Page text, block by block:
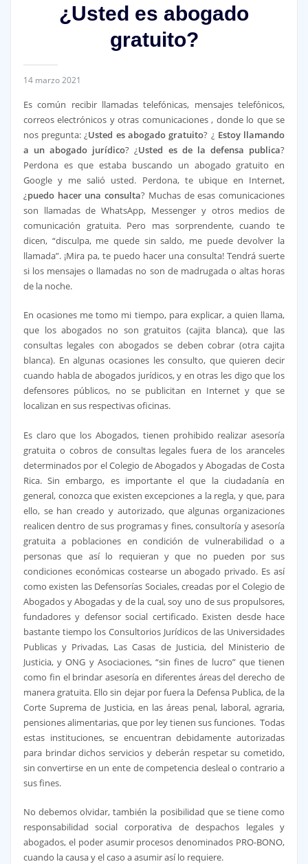
¿Usted es abogado
gratuito?
14 marzo 2021
Es común recibir llamadas telefónicas, mensajes telefónicos,
correos electrónicos y otras comunicaciones , donde lo que se
nos pregunta: ¿Usted es abogado gratuito? ¿ Estoy llamando
a un abogado jurídico? ¿Usted es de la defensa publica?
Perdona es que estaba buscando un abogado gratuito en
Google y me salió usted. Perdona, te ubique en Internet,
¿puedo hacer una consulta? Muchas de esas comunicaciones
son llamadas de WhatsApp, Messenger y otros medios de
comunicación gratuita. Pero mas sorprendente, cuando te
dicen, “disculpa, me quede sin saldo, me puede devolver la
llamada”. ¡Mira pa, te puedo hacer una consulta! Tendrá suerte
si los mensajes o llamadas no son de madrugada o altas horas
de la noche.
En ocasiones me tomo mi tiempo, para explicar, a quien llama,
que los abogados no son gratuitos (cajita blanca), que las
consultas legales con abogados se deben cobrar (otra cajita
blanca). En algunas ocasiones les consulto, que quieren decir
cuando habla de abogados jurídicos, y en otras les digo que los
defensores públicos, no se publicitan en Internet y que se
localizan en sus respectivas oficinas.
Es claro que los Abogados, tienen prohibido realizar asesoría
gratuita o cobros de consultas legales fuera de los aranceles
determinados por el Colegio de Abogados y Abogadas de Costa
Rica. Sin embargo, es importante el que la ciudadanía en
general, conozca que existen excepciones a la regla, y que, para
ello, se han creado y autorizado, que algunas organizaciones
realicen dentro de sus programas y fines, consultoría y asesoría
gratuita a poblaciones en condición de vulnerabilidad o a
personas que así lo requieran y que no pueden por sus
condiciones económicas costearse un abogado privado. Es así
como existen las Defensorías Sociales, creadas por el Colegio de
Abogados y Abogadas y de la cual, soy uno de sus propulsores,
fundadores y defensor social certificado. Existen desde hace
bastante tiempo los Consultorios Jurídicos de las Universidades
Publicas y Privadas, Las Casas de Justicia, del Ministerio de
Justicia, y ONG y Asociaciones, “sin fines de lucro” que tienen
como fin el brindar asesoría en diferentes áreas del derecho de
manera gratuita. Ello sin dejar por fuera la Defensa Publica, de la
Corte Suprema de Justicia, en las áreas penal, laboral, agraria,
pensiones alimentarias, que por ley tienen sus funciones. Todas
estas instituciones, se encuentran debidamente autorizadas
para brindar dichos servicios y deberán respetar su cometido,
sin convertirse en un ente de competencia desleal o contrario a
sus fines.
No debemos olvidar, también la posibilidad que se tiene como
responsabilidad social corporativa de despachos legales y
abogados, el poder asumir procesos denominados PRO-BONO,
cuando la causa y el caso a asumir así lo requiere.